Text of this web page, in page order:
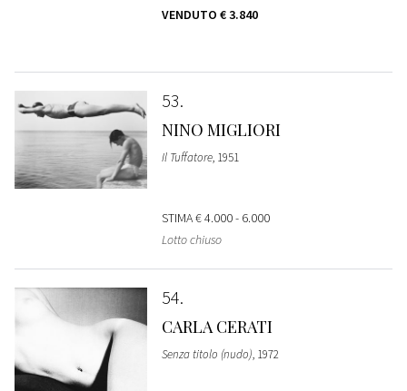
VENDUTO € 3.840
53
NINO MIGLIORI
Il Tuffatore, 1951
STIMA€ 4.000 - 6.000
Lotto chiuso
54
CARLA CERATI
Senza titolo (nudo), 1972